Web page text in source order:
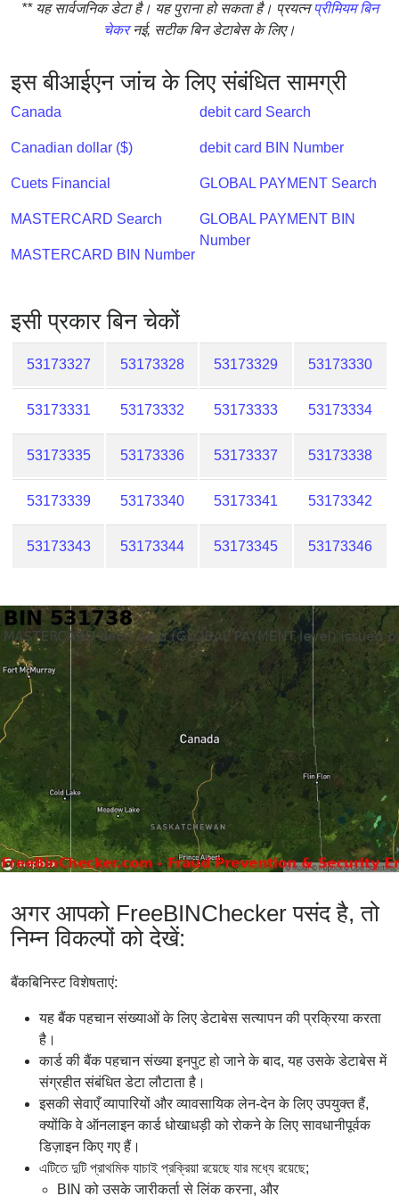
is
Address
?
Lookup
IP
Checker
Validator
** यह सार्वजनिक डेटा है। यह पुराना हो सकता है। प्रयत्नप्रीमियम बिन
चेकरनई, सटीक बिन डेटाबेस के लिए।
इस बीआईएन जांच के लिए संबंधित सामग्री
Canada
Canadian dollar ($)
Cuets Financial
MASTERCARD Search
MASTERCARD BIN Number
debit card Search
debit card BIN Number
GLOBAL PAYMENT Search
GLOBAL PAYMENT BIN
Number
इसी प्रकार बिन चेकों
53173327 53173328 53173329 53173330
53173331 53173332 53173333 53173334
53173335 53173336 53173337 53173338
53173339 53173340 53173341 53173342
53173343 53173344 53173345 53173346
अगर आपको FreeBINChecker पसंद है, तो
निम्न विकल्पों को देखें:
बैंकबिनिस्ट विशेषताएं:
यह बैंक पहचान संख्याओं के लिए डेटाबेस सत्यापन की प्रक्रिया करता
है।
कार्ड की बैंक पहचान संख्या इनपुट हो जाने के बाद, यह उसके डेटाबेस में
संग्रहीत संबंधित डेटा लौटाता है।
इसकी सेवाएँ व्यापारियों और व्यावसायिक लेन-देन के लिए उपयुक्त हैं,
क्योंकि वे ऑनलाइन कार्ड धोखाधड़ी को रोकने के लिए सावधानीपूर्वक
डिज़ाइन किए गए हैं।
এটিতে দুটি প্রাথমিক যাচাই প্রক্রিয়া রয়েছে যার মধ্যে রয়েছে;
BIN को उसके जारीकर्ता से लिंक करना, और